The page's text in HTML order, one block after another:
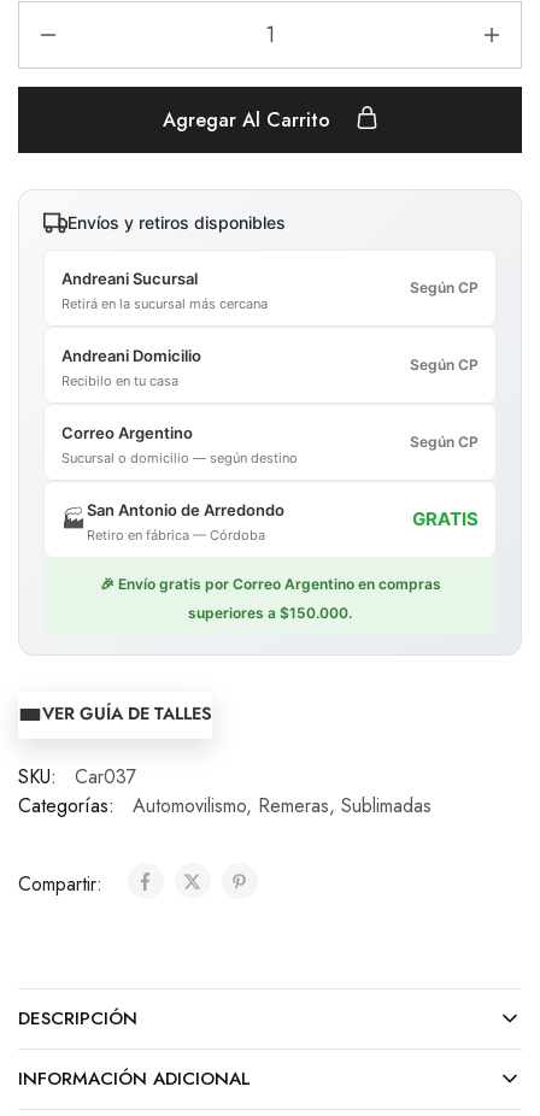
Agregar Al Carrito
Envíos y retiros disponibles
Andreani Sucursal
Retirá en la sucursal más cercana
Según CP
Andreani Domicilio
Recibilo en tu casa
Según CP
Correo Argentino
Sucursal o domicilio — según destino
Según CP
🏭San Antonio de Arredondo
Retiro en fábrica — Córdoba
GRATIS
🎉 Envío gratis por Correo Argentino en compras
superiores a $150.000.
VER GUÍA DE TALLES
SKU:
Car037
Categorías:
Automovilismo, Remeras, Sublimadas
Compartir:
DESCRIPCIÓN
INFORMACIÓN ADICIONAL